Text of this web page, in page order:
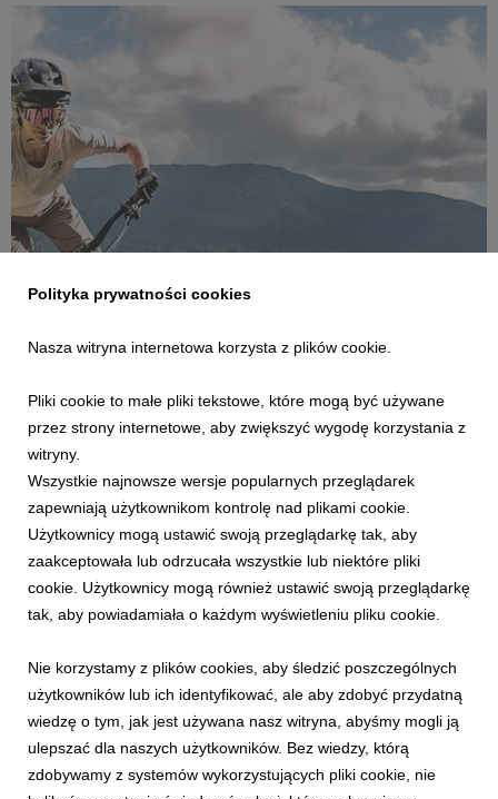
Rowerowe emocje w górach
Rowerowe emocje w górach. Lato pełne adrenaliny, widoków i
sportowych wydarzeń na trasach PKL Bike Parks
Skorzystaj z uroków Małopolski i odwiedź
Polityka prywatności cookies
Nasza witryna internetowa korzysta z plików cookie.
Pliki cookie to małe pliki tekstowe, które mogą być używane
przez strony internetowe, aby zwiększyć wygodę korzystania z
witryny.
Wszystkie najnowsze wersje popularnych przeglądarek
zapewniają użytkownikom kontrolę nad plikami cookie.
Użytkownicy mogą ustawić swoją przeglądarkę tak, aby
zaakceptowała lub odrzucała wszystkie lub niektóre pliki
cookie. Użytkownicy mogą również ustawić swoją przeglądarkę
tak, aby powiadamiała o każdym wyświetleniu pliku cookie.
Nie korzystamy z plików cookies, aby śledzić poszczególnych
użytkowników lub ich identyfikować, ale aby zdobyć przydatną
wiedzę o tym, jak jest używana nasz witryna, abyśmy mogli ją
ulepszać dla naszych użytkowników. Bez wiedzy, którą
zdobywamy z systemów wykorzystujących pliki cookie, nie